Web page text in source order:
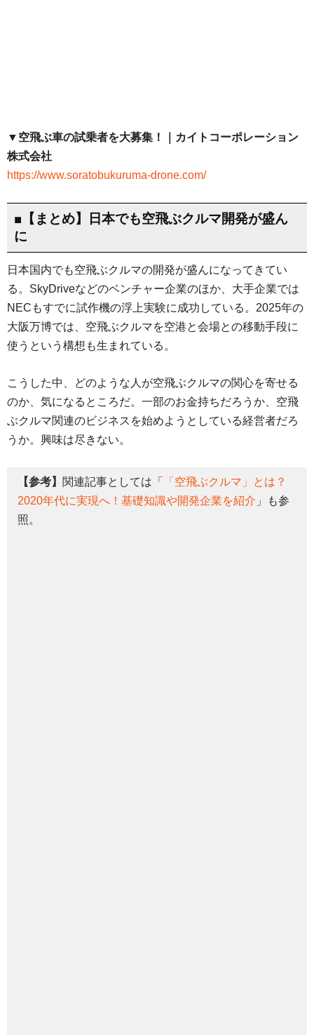
▼空飛ぶ車の試乗者を大募集！｜カイトコーポレーション
株式会社
https://www.soratobukuruma-drone.com/
■【まとめ】日本でも空飛ぶクルマ開発が盛ん
に
日本国内でも空飛ぶクルマの開発が盛んになってきてい
る。SkyDriveなどのベンチャー企業のほか、大手企業では
NECもすでに試作機の浮上実験に成功している。2025年の
大阪万博では、空飛ぶクルマを空港と会場との移動手段に
使うという構想も生まれている。
こうした中、どのような人が空飛ぶクルマの関心を寄せる
のか、気になるところだ。一部のお金持ちだろうか、空飛
ぶクルマ関連のビジネスを始めようとしている経営者だろ
うか。興味は尽きない。
【参考】 関連記事としては「
「空飛ぶクルマ」とは？
2020年代に実現へ！基礎知識や開発企業を紹介 」も参
照。